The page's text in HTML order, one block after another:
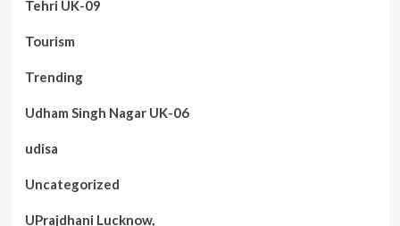
Tehri UK-09
Tourism
Trending
Udham Singh Nagar UK-06
udisa
Uncategorized
UPrajdhani Lucknow,